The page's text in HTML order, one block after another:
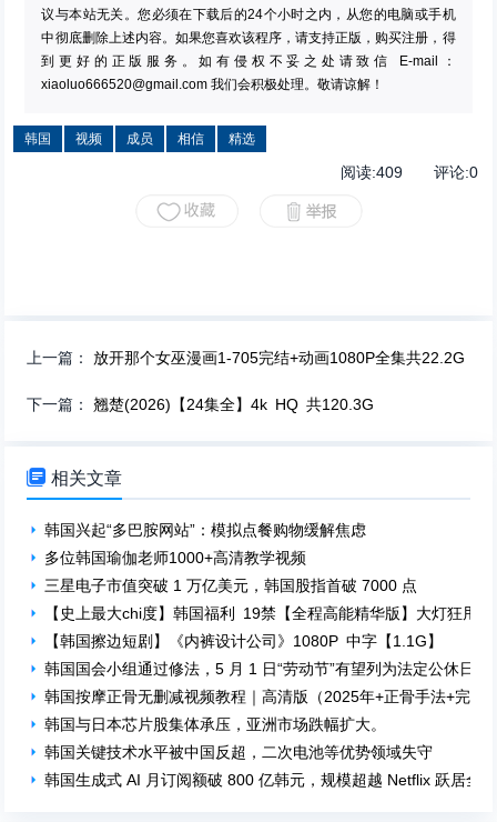
议与本站无关。您必须在下载后的24个小时之内，从您的电脑或手机
中彻底删除上述内容。如果您喜欢该程序，请支持正版，购买注册，得
到更好的正版服务。如有侵权不妥之处请致信 E-mail：
xiaoluo666520@gmail.com 我们会积极处理。敬请谅解！
韩国 视频 成员 相信 精选
阅读:409评论:0
上一篇：放开那个女巫漫画1-705完结+动画1080P全集共22.2G
下一篇：翘楚(2026)【24集全】4k HQ 共120.3G
 相关文章
韩国兴起“多巴胺网站”：模拟点餐购物缓解焦虑
多位韩国瑜伽老师1000+高清教学视频
三星电子市值突破 1 万亿美元，韩国股指首破 7000 点
【史上最大chi度】韩国福利 19禁【全程高能精华版】大灯狂甩
【韩国擦边短剧】《内裤设计公司》1080P 中字【1.1G】
韩国国会小组通过修法，5 月 1 日“劳动节”有望列为法定公休日
韩国按摩正骨无删减视频教程｜高清版（2025年+正骨手法+完整
韩国与日本芯片股集体承压，亚洲市场跌幅扩大。
韩国关键技术水平被中国反超，二次电池等优势领域失守
韩国生成式 AI 月订阅额破 800 亿韩元，规模超越 Netflix 跃居全